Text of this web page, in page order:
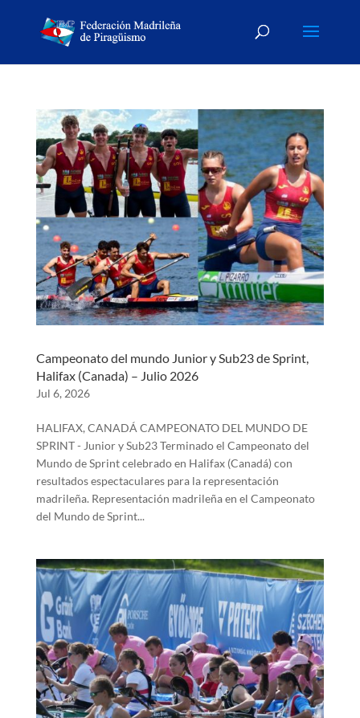
Campeonato del mundo Junior y Sub23 de Sprint,
Halifax (Canada) – Julio 2026
Jul 6, 2026
HALIFAX, CANADÁ CAMPEONATO DEL MUNDO DE
SPRINT - Junior y Sub23 Terminado el Campeonato del
Mundo de Sprint celebrado en Halifax (Canadá) con
resultados espectaculares para la representación
madrileña. Representación madrileña en el Campeonato
del Mundo de Sprint...